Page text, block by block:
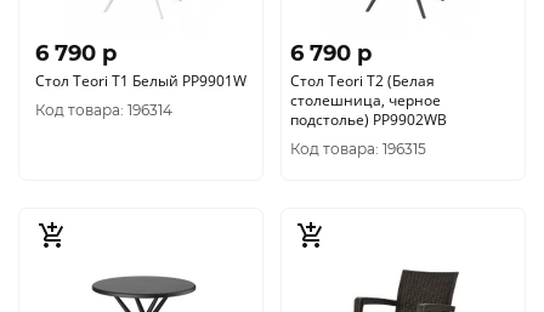
6 790 p
Стол Teori T1 Белый PP9901W
Код товара: 196314
6 790 p
Стол Teori T2 (Белая
столешница, черное
подстолье) PP9902WB
Код товара: 196315